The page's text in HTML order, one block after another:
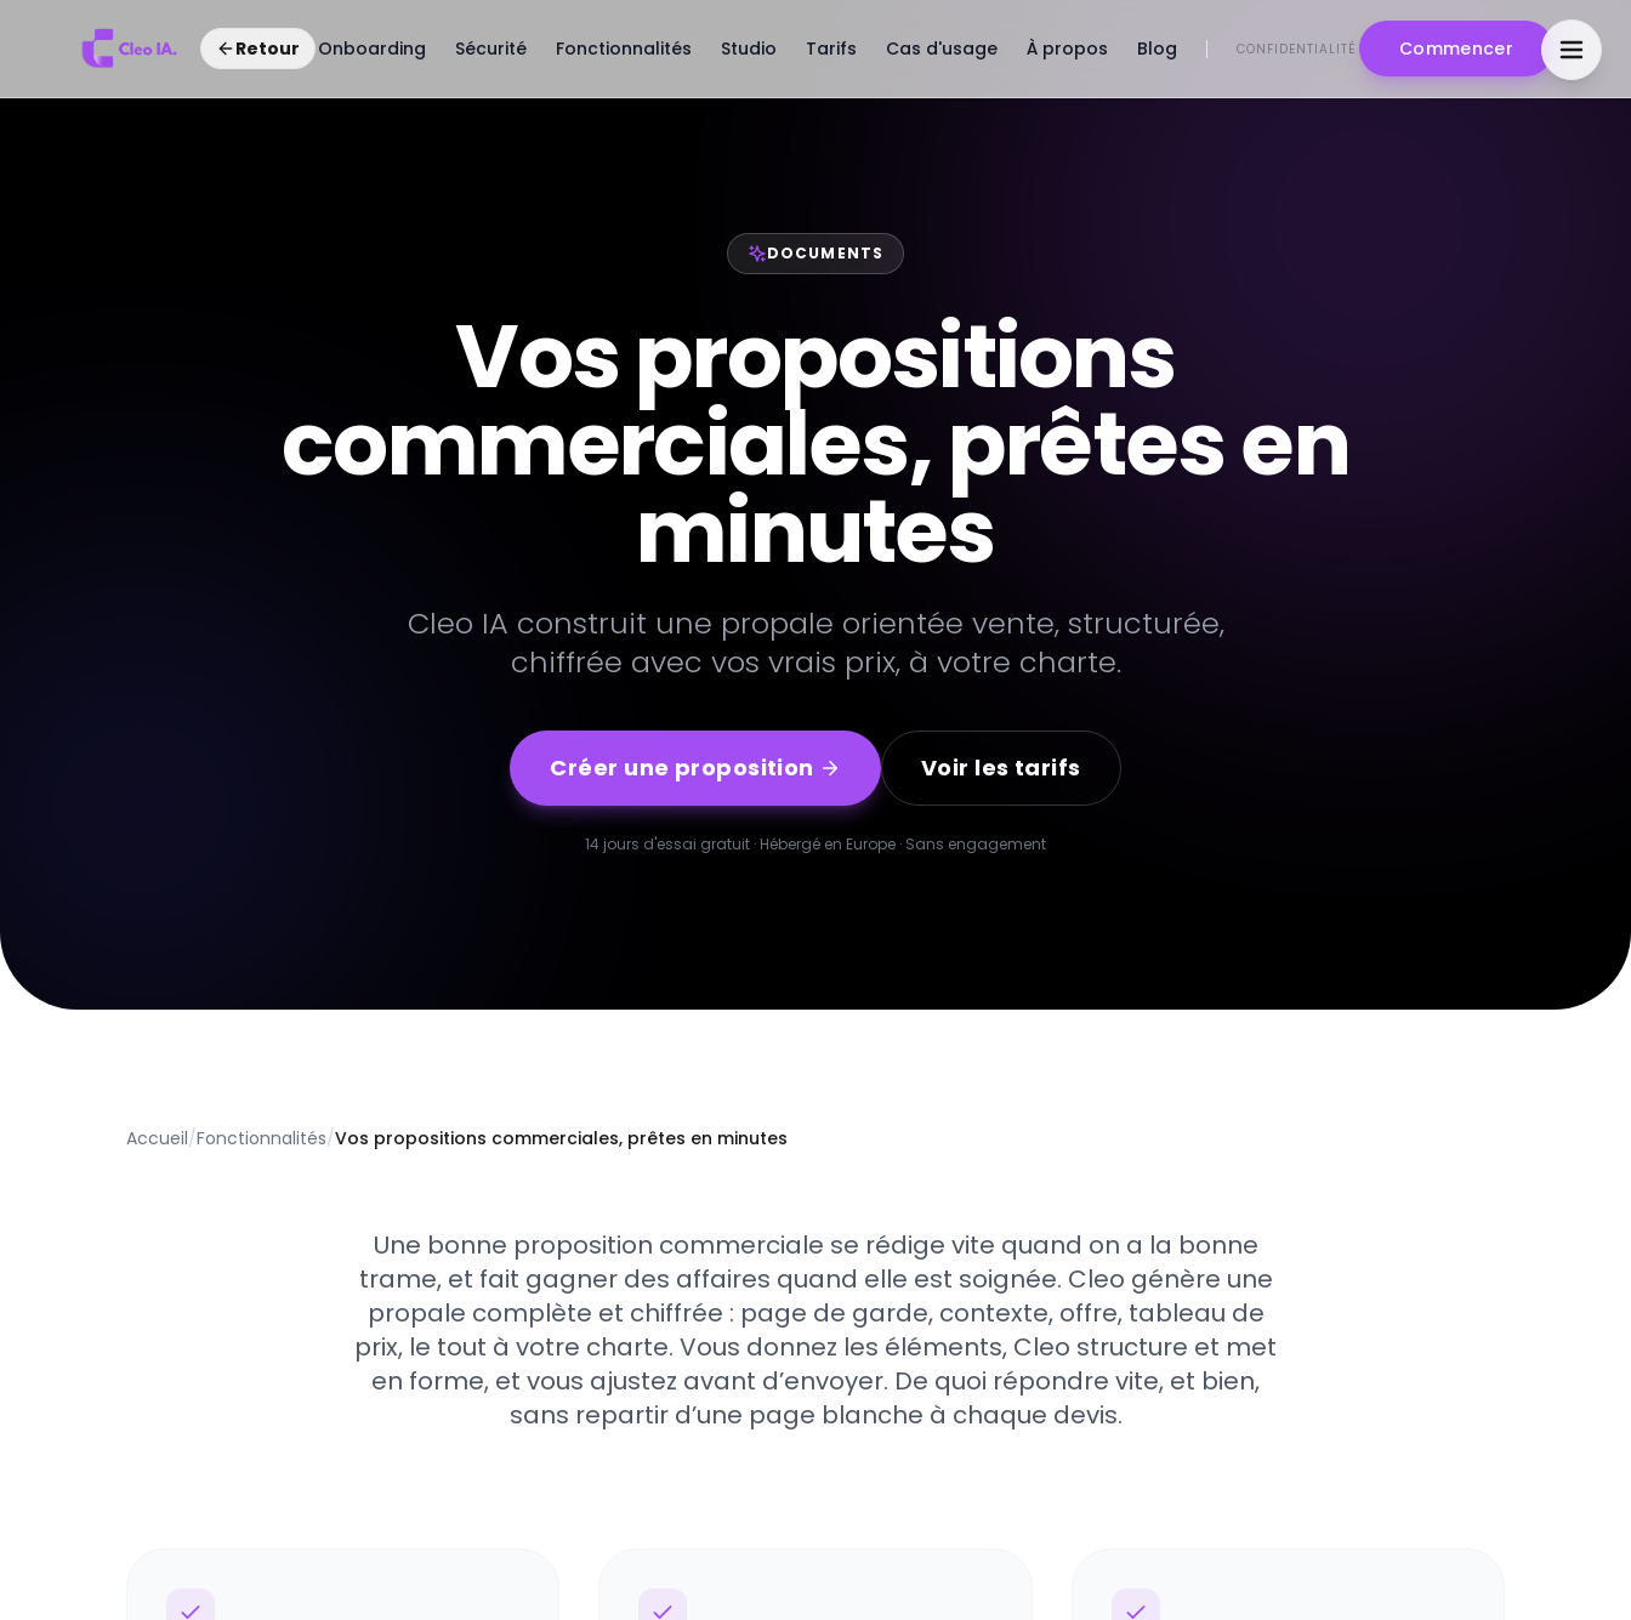
Retour Onboarding Sécurité Fonctionnalités Studio Tarifs Cas d'usage À propos Blog CONFIDENTIALITÉ Commencer
DOCUMENTS
Vos propositions
commerciales, prêtes en
minutes
Cleo IA construit une propale orientée vente, structurée,
chiffrée avec vos vrais prix, à votre charte.
Créer une proposition Voir les tarifs
14 jours d'essai gratuit · Hébergé en Europe · Sans engagement
Accueil/Fonctionnalités/Vos propositions commerciales, prêtes en minutes
Une bonne proposition commerciale se rédige vite quand on a la bonne
trame, et fait gagner des affaires quand elle est soignée. Cleo génère une
propale complète et chiffrée : page de garde, contexte, offre, tableau de
prix, le tout à votre charte. Vous donnez les éléments, Cleo structure et met
en forme, et vous ajustez avant d’envoyer. De quoi répondre vite, et bien,
sans repartir d’une page blanche à chaque devis.